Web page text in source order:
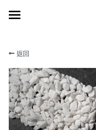
所有商品
黑羽系列&QUEEN
大皇冠系列
戰神之羽
返回黑羽系列
戰神之羽
戰神伊始
黑鷹系列